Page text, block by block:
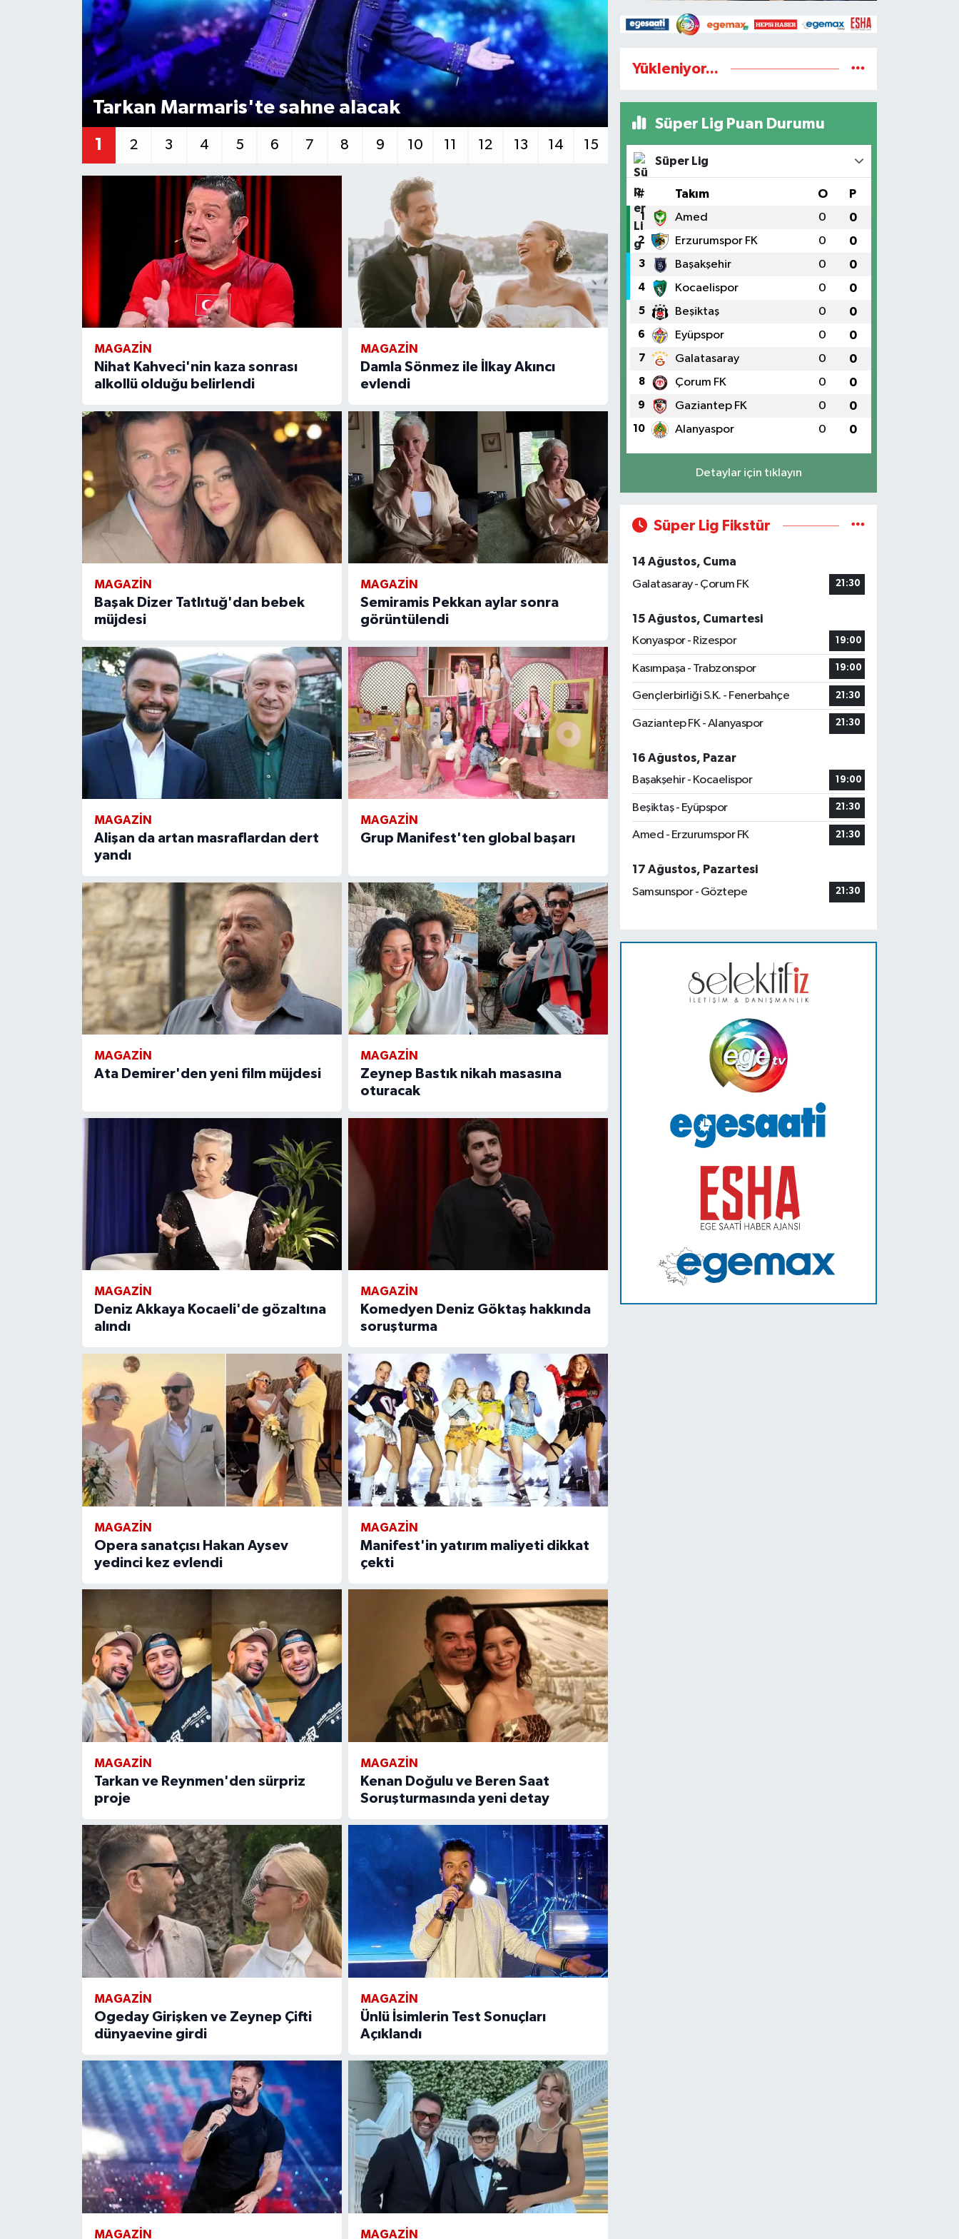
Tarkan Marmaris'te sahne alacak Khontkar konseri yarım kaldı
1 2 3 4 5 6 7 8 9 10 11 12 13 14 15
MAGAZIN
Nihat Kahveci'nin kaza sonrası
alkollü olduğu belirlendi
MAGAZIN
Damla Sönmez ile İlkay Akıncı
evlendi
MAGAZIN
Başak Dizer Tatlıtuğ'dan bebek
müjdesi
MAGAZIN
Semiramis Pekkan aylar sonra
görüntülendi
MAGAZIN
Alişan da artan masraflardan dert
yandı
MAGAZIN
Grup Manifest'ten global başarı
MAGAZIN
Ata Demirer'den yeni film müjdesi
MAGAZIN
Zeynep Bastık nikah masasına
oturacak
MAGAZIN
Deniz Akkaya Kocaeli'de gözaltına
alındı
MAGAZIN
Komedyen Deniz Göktaş hakkında
soruşturma
MAGAZIN
Opera sanatçısı Hakan Aysev
yedinci kez evlendi
MAGAZIN
Manifest'in yatırım maliyeti dikkat
çekti
MAGAZIN
Tarkan ve Reynmen'den sürpriz
proje
MAGAZIN
Kenan Doğulu ve Beren Saat
Soruşturmasında yeni detay
MAGAZIN
Ogeday Girişken ve Zeynep Çifti
dünyaevine girdi
MAGAZIN
Ünlü İsimlerin Test Sonuçları
Açıklandı
MAGAZIN MAGAZIN
Yükleniyor...
Süper Lig Puan Durumu
Süper Lig
# Takım O P
1 Amed 0 0
2 Erzurumspor FK 0 0
3 Başakşehir 0 0
4 Kocaelispor 0 0
5 Beşiktaş 0 0
6 Eyüpspor 0 0
7 Galatasaray 0 0
8 Çorum FK 0 0
9 Gaziantep FK 0 0
10 Alanyaspor 0 0
Detaylar için tıklayın
Süper Lig Fikstür
14 Ağustos, Cuma
Galatasaray - Çorum FK
21:30
15 Ağustos, Cumartesi
Konyaspor - Rizespor
19:00
Kasımpaşa - Trabzonspor 19:00
Gençlerbirliği S.K. - Fenerbahçe 21:30
Gaziantep FK - Alanyaspor 21:30
16 Ağustos, Pazar
Başakşehir - Kocaelispor
19:00
Beşiktaş - Eyüpspor 21:30
Amed - Erzurumspor FK 21:30
17 Ağustos, Pazartesi
Samsunspor - Göztepe
21:30
Magazin
Özel Haber